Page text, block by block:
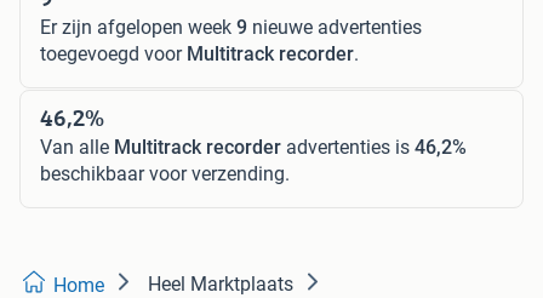
Er zijn afgelopen week 9 nieuwe advertenties
toegevoegd voor Multitrack recorder.
46,2%
Van alle Multitrack recorder advertenties is 46,2%
beschikbaar voor verzending.
Home Heel Marktplaats